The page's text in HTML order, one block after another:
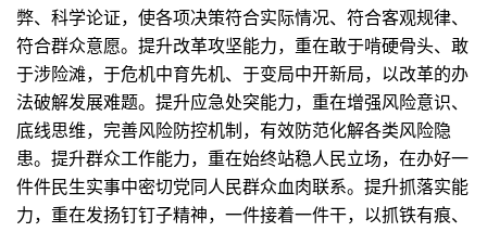
弊、科学论证，使各项决策符合实际情况、符合客观规律、
符合群众意愿。提升改革攻坚能力，重在敢于啃硬骨头、敢
于涉险滩，于危机中育先机、于变局中开新局，以改革的办
法破解发展难题。提升应急处突能力，重在增强风险意识、
底线思维，完善风险防控机制，有效防范化解各类风险隐
患。提升群众工作能力，重在始终站稳人民立场，在办好一
件件民生实事中密切党同人民群众血肉联系。提升抓落实能
力，重在发扬钉钉子精神，一件接着一件干，以抓铁有痕、